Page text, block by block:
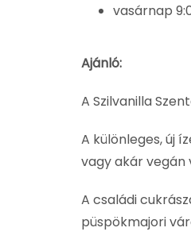
vasárnap
Ajánló:
A Szilvanilla
A különleges, új
vagy akár vegán
A családi
püspökmajori